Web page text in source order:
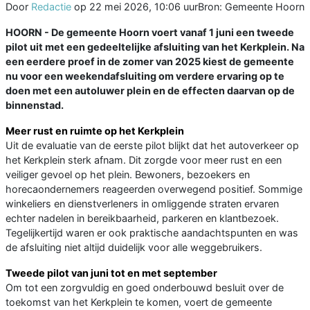
Door Redactie op 22 mei 2026, 10:06 uurBron: Gemeente Hoorn
HOORN - De gemeente Hoorn voert vanaf 1 juni een tweede
pilot uit met een gedeeltelijke afsluiting van het Kerkplein. Na
een eerdere proef in de zomer van 2025 kiest de gemeente
nu voor een weekendafsluiting om verdere ervaring op te
doen met een autoluwer plein en de effecten daarvan op de
binnenstad.
Meer rust en ruimte op het Kerkplein
Uit de evaluatie van de eerste pilot blijkt dat het autoverkeer op
het Kerkplein sterk afnam. Dit zorgde voor meer rust en een
veiliger gevoel op het plein. Bewoners, bezoekers en
horecaondernemers reageerden overwegend positief. Sommige
winkeliers en dienstverleners in omliggende straten ervaren
echter nadelen in bereikbaarheid, parkeren en klantbezoek.
Tegelijkertijd waren er ook praktische aandachtspunten en was
de afsluiting niet altijd duidelijk voor alle weggebruikers.
Tweede pilot van juni tot en met september
Om tot een zorgvuldig en goed onderbouwd besluit over de
toekomst van het Kerkplein te komen, voert de gemeente